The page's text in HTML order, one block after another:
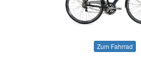
Zum Fahrrad